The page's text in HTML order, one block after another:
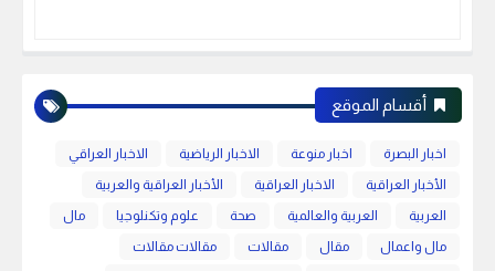
أقسام الموقع
اخبار البصرة اخبار منوعة الاخبار الرياضية
الاخبار العراقي
الأخبار العراقية
الاخبار العراقية
الأخبار العراقية والعربية
العربية
العربية والعالمية صحة علوم وتكنلوجيا
مال
مال واعمال
مقال مقالات
مقالات مقالات